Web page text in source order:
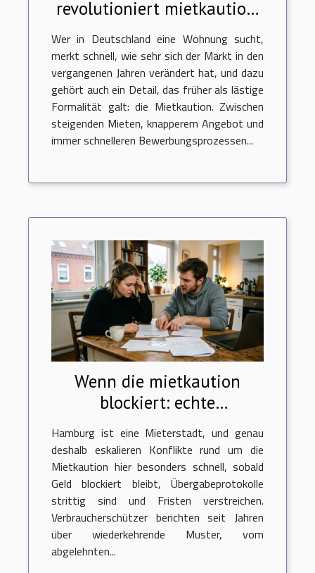
revolutioniert mietkaution:
starke trends auf dem
deutschen wohnungsmarkt
Wer in Deutschland eine Wohnung sucht,
merkt schnell, wie sehr sich der Markt in den
vergangenen Jahren verändert hat, und dazu
gehört auch ein Detail, das früher als lästige
Formalität galt: die Mietkaution. Zwischen
steigenden Mieten, knapperem Angebot und
immer schnelleren Bewerbungsprozessen...
Wenn die mietkaution
blockiert: echte
erzählungen von
mieterstreit in hamburg
Hamburg ist eine Mieterstadt, und genau
deshalb eskalieren Konflikte rund um die
Mietkaution hier besonders schnell, sobald
Geld blockiert bleibt, Übergabeprotokolle
strittig sind und Fristen verstreichen.
Verbraucherschützer berichten seit Jahren
über wiederkehrende Muster, vom
abgelehnten...